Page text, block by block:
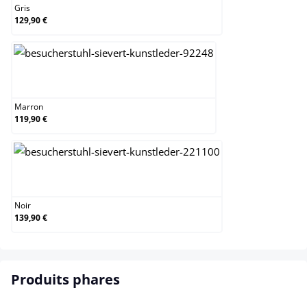
Gris
129,90 €
Marron
119,90 €
Noir
139,90 €
Produits phares